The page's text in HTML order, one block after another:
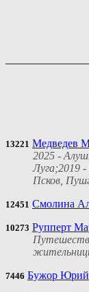
13221 Медведев
2025 -
Луга;2019
Псков,
12451 Смолина
10273 Рупперт
7446 Бужор Юрий